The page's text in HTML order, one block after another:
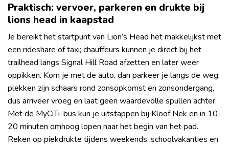
Praktisch: vervoer, parkeren en drukte bij
lions head in kaapstad
Je bereikt het startpunt van Lion’s Head het makkelijkst met
een rideshare of taxi; chauffeurs kunnen je direct bij het
trailhead langs Signal Hill Road afzetten en later weer
oppikken. Kom je met de auto, dan parkeer je langs de weg;
plekken zijn schaars rond zonsopkomst en zonsondergang,
dus arriveer vroeg en laat geen waardevolle spullen achter.
Met de MyCiTi-bus kun je uitstappen bij Kloof Nek en in 10-
20 minuten omhoog lopen naar het begin van het pad.
Reken op piekdrukte tijdens weekends, schoolvakanties en